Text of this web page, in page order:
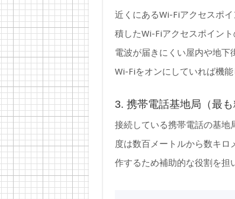
近くにあるWi-Fiアクセスポ
積したWi-Fiアクセスポイン
電波が届きにくい屋内や地下
Wi-Fiをオンにしていれば機能
3. 携帯電話基地局（最も
接続している携帯電話の基地
度は数百メートルから数キロ
作するため補助的な役割を担